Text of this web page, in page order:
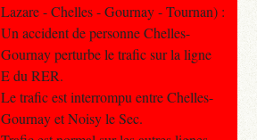
Lazare - Chelles - Gournay - Tournan) :
Un accident de personne Chelles-
Gournay perturbe le trafic sur la ligne
E du RER.
Le trafic est interrompu entre Chelles-
Gournay et Noisy le Sec.